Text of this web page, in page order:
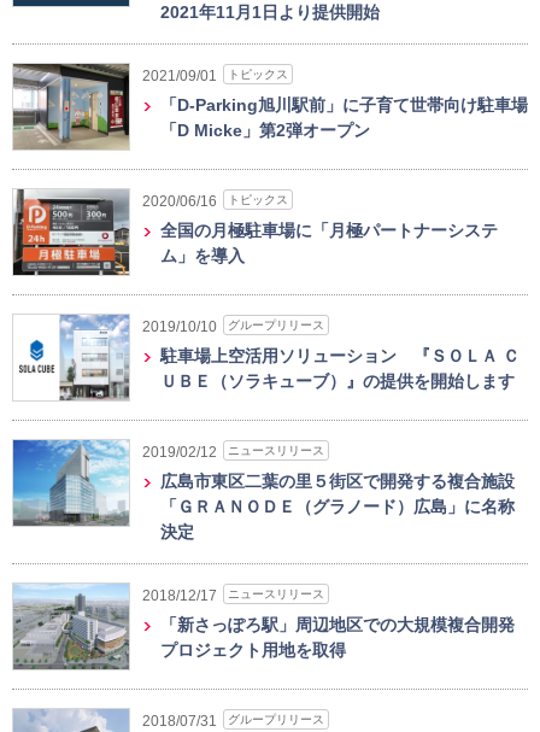
2021年11月1日より提供開始
2021/09/01 トピックス
「D-Parking旭川駅前」に子育て世帯向け駐車場
「D Micke」第2弾オープン
2020/06/16 トピックス
全国の月極駐車場に「月極パートナーシステ
ム」を導入
2019/10/10 グループリリース
駐車場上空活用ソリューション 『ＳＯＬＡ Ｃ
ＵＢＥ（ソラキューブ）』の提供を開始します
2019/02/12 ニュースリリース
広島市東区二葉の里５街区で開発する複合施設
「ＧＲＡＮＯＤＥ（グラノード）広島」に名称
決定
2018/12/17 ニュースリリース
「新さっぽろ駅」周辺地区での大規模複合開発
プロジェクト用地を取得
2018/07/31 グループリリース